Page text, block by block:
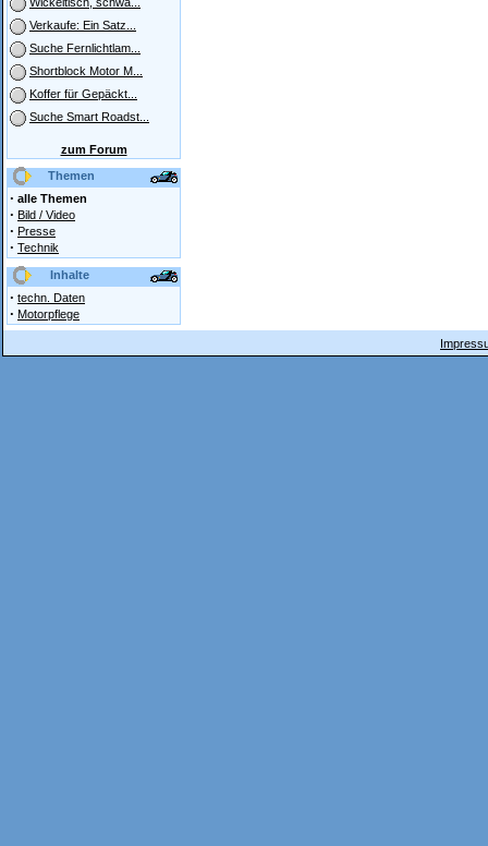
Wickeltisch, schwa...
Verkaufe: Ein Satz...
Suche Fernlichtlam...
Shortblock Motor M...
Koffer für Gepäckt...
Suche Smart Roadst...
zum Forum
Themen
· alle Themen
· Bild / Video
· Presse
· Technik
Inhalte
· techn. Daten
· Motorpflege